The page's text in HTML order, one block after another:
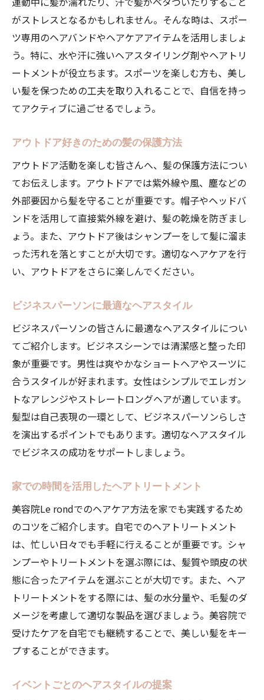
がストレスとなるかもしれません。そんな時は、スポー
ツ専用のヘアバンドやヘアケアアイテムを活用しましょ
う。特に、水や汗に強いヘアスタイリング剤やヘアトリ
ートメントが役立ちます。スポーツを楽しむ方も、美し
い髪を保つための工夫を取り入れることで、自信を持っ
てアクティブに過ごせるでしょう。
アウトドア好きのための髪の保護方法
アウトドア活動を楽しむ皆さんへ、髪の保護方法につい
てお伝えします。アウトドアでは紫外線や風、塵などの
外部要因から髪を守ることが重要です。帽子やヘッドバ
ンドを活用して直接紫外線を避け、髪の乾燥を防ぎまし
ょう。また、アウトドア後はシャンプーをして髪に溜ま
った汚れを落とすことが大切です。適切なヘアケアを行
い、アウトドアをさらに楽しんでください。
ビジネスパーソンに最適なヘアスタイル
ビジネスパーソンの皆さんに最適なヘアスタイルについ
てご紹介します。ビジネスシーンでは清潔感と整った印
象が重要です。男性は爽やかなショートヘアやスーツに
合うスタイルが好まれます。女性はシンプルでエレガン
トなアレンジやストレートロングヘアが適しています。
髪型は自己表現の一環として、ビジネスパーソンらしさ
を演出するポイントでもあります。適切なヘアスタイル
でビジネスの成功をサポートしましょう。
家での時間を活用したヘアトリートメント
美容院Le rondでのヘアケア方法を家でも実践するため
のコツをご紹介します。自宅でのヘアトリートメント
は、忙しい日々でも手軽に行えることが重要です。シャ
ンプーやトリートメントを選ぶ際には、髪質や頭皮の状
態に合ったアイテムを選ぶことが大切です。また、ヘア
トリートメントをする際には、髪の水分量や、毛髪のダ
メージを考慮して適切な製品を選びましょう。美容院で
受けたケアを自宅でも継続することで、美しい髪をキー
プすることができます。
イベントごとのヘアスタイルの提案